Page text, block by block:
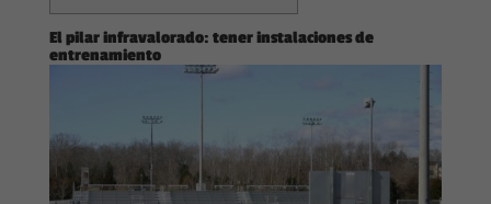
El pilar infravalorado: tener instalaciones de
entrenamiento